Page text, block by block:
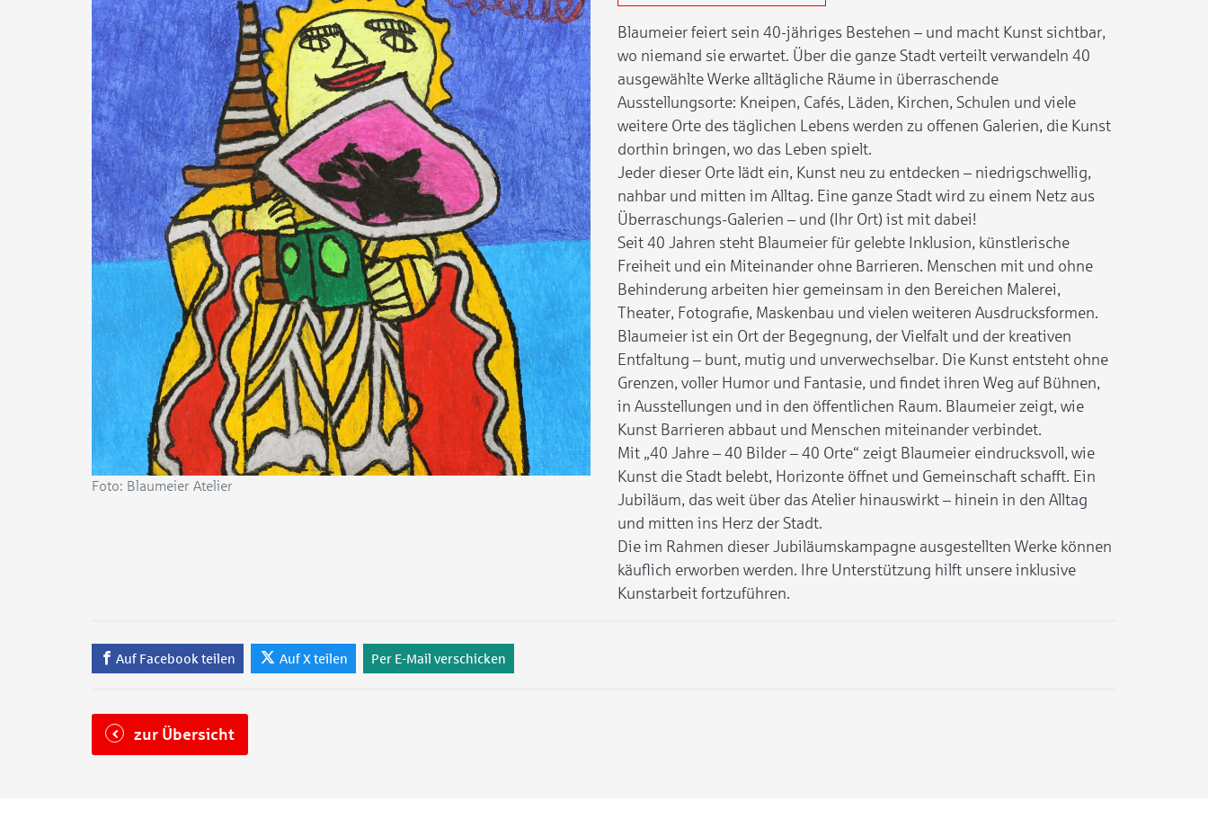
Foto: Blaumeier Atelier
Blaumeier feiert sein 40-jähriges Bestehen – und macht Kunst sichtbar,
wo niemand sie erwartet. Über die ganze Stadt verteilt verwandeln 40
ausgewählte Werke alltägliche Räume in überraschende
Ausstellungsorte: Kneipen, Cafés, Läden, Kirchen, Schulen und viele
weitere Orte des täglichen Lebens werden zu offenen Galerien, die Kunst
dorthin bringen, wo das Leben spielt.
Jeder dieser Orte lädt ein, Kunst neu zu entdecken – niedrigschwellig,
nahbar und mitten im Alltag. Eine ganze Stadt wird zu einem Netz aus
Überraschungs-Galerien – und (Ihr Ort) ist mit dabei!
Seit 40 Jahren steht Blaumeier für gelebte Inklusion, künstlerische
Freiheit und ein Miteinander ohne Barrieren. Menschen mit und ohne
Behinderung arbeiten hier gemeinsam in den Bereichen Malerei,
Theater, Fotografie, Maskenbau und vielen weiteren Ausdrucksformen.
Blaumeier ist ein Ort der Begegnung, der Vielfalt und der kreativen
Entfaltung – bunt, mutig und unverwechselbar. Die Kunst entsteht ohne
Grenzen, voller Humor und Fantasie, und findet ihren Weg auf Bühnen,
in Ausstellungen und in den öffentlichen Raum. Blaumeier zeigt, wie
Kunst Barrieren abbaut und Menschen miteinander verbindet.
Mit „40 Jahre – 40 Bilder – 40 Orte“ zeigt Blaumeier eindrucksvoll, wie
Kunst die Stadt belebt, Horizonte öffnet und Gemeinschaft schafft. Ein
Jubiläum, das weit über das Atelier hinauswirkt – hinein in den Alltag
und mitten ins Herz der Stadt.
Die im Rahmen dieser Jubiläumskampagne ausgestellten Werke können
käuflich erworben werden. Ihre Unterstützung hilft unsere inklusive
Kunstarbeit fortzuführen.
Auf Facebook teilen Auf X teilen Per E-Mail verschicken
zur Übersicht